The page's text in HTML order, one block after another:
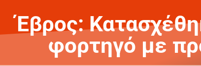
Έβρος:
φορτηγό με